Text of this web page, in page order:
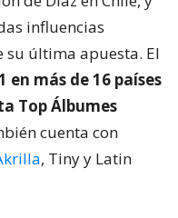
influencias
su última apuesta. El
en más de 16 países
Top Álbumes
cuenta con
, Tiny y Latin